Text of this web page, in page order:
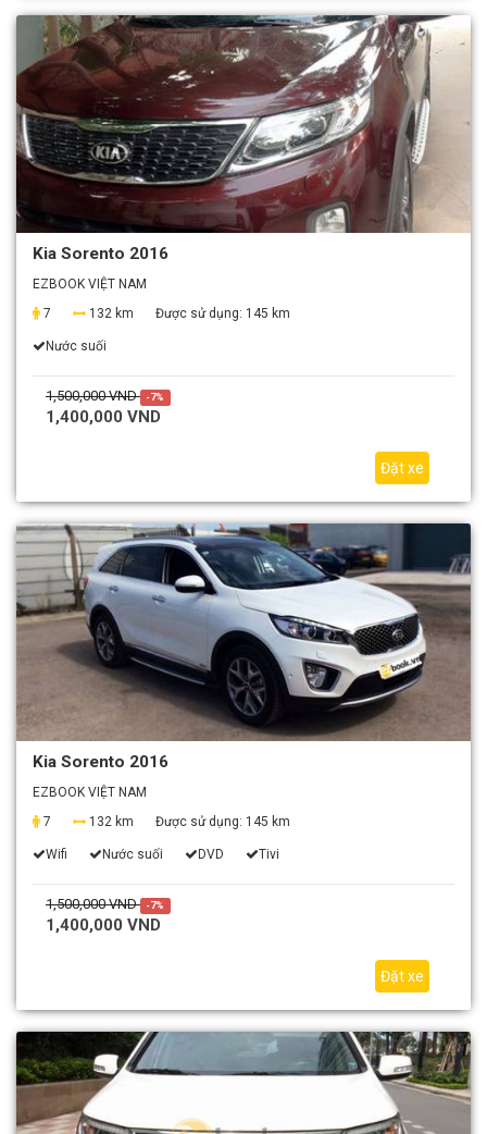
Kia Sorento 2016
EZBOOK VIỆT NAM
7
132 km Được sử dụng: 145 km
Nước suối
1,500,000 VND -7%
1,400,000 VND
Đặt xe
Kia Sorento 2016
EZBOOK VIỆT NAM
7
132 km Được sử dụng: 145 km
Wifi Nước suối DVD Tivi
1,500,000 VND -7%
1,400,000 VND
Đặt xe